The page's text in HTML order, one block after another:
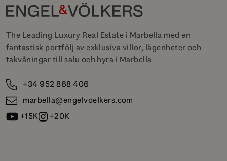
The Leading Luxury Real Estate i Marbella med en
fantastisk portfölj av exklusiva villor, lägenheter och
takvåningar till salu och hyra i Marbella
+34 952 868 406
marbella@engelvoelkers.com
+15K
+20K